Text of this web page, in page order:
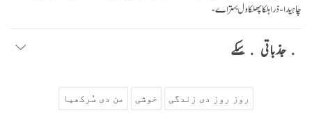
چاہیدا- ذرا ہلکا پھلکا ول بہتر اے-
جذباتی سِکے
روز روز دی زندگی خوشی من دی سُرکھیا